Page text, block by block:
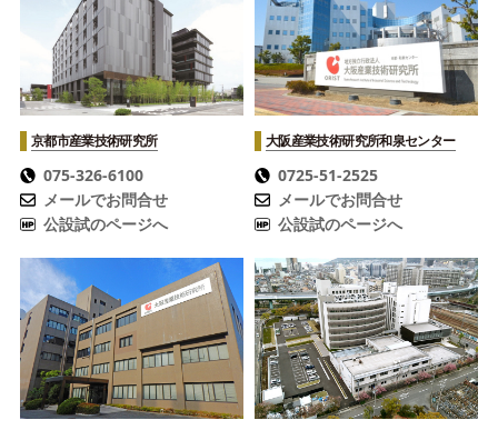
京都市産業技術研究所
075-326-6100
メールでお問合せ
公設試のページへ
大阪産業技術研究所和泉センター
0725-51-2525
メールでお問合せ
公設試のページへ